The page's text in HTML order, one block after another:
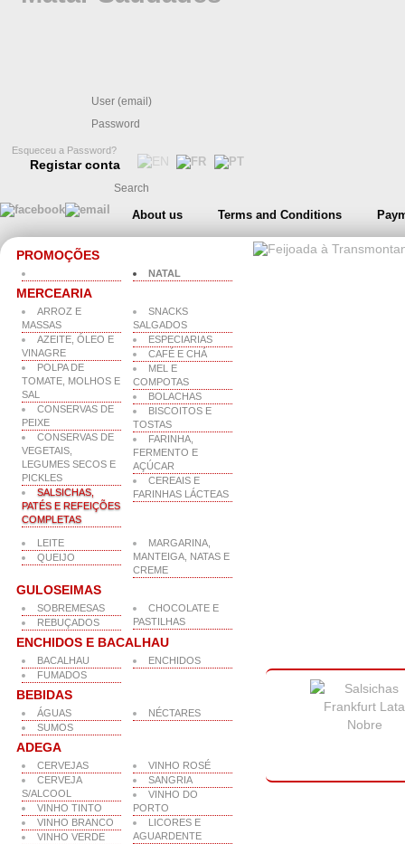
Esqueceu a Password?
Registar conta
About us Terms and Conditions
PROMOÇÕES
NATAL
MERCEARIA
ARROZ E
MASSAS
AZEITE, ÓLEO E
VINAGRE
POLPA DE
TOMATE, MOLHOS E
SAL
CONSERVAS DE
PEIXE
CONSERVAS DE
VEGETAIS,
LEGUMES SECOS E
PICKLES
SALSICHAS,
PATÉS E REFEIÇÕES
COMPLETAS
SNACKS
SALGADOS
ESPECIARIAS
CAFÉ E CHÁ
MEL E
COMPOTAS
BOLACHAS
BISCOITOS E
TOSTAS
FARINHA,
FERMENTO E
AÇÚCAR
CEREAIS E
FARINHAS LÁCTEAS
LEITE
QUEIJO
MARGARINA,
MANTEIGA, NATAS E
CREME
GULOSEIMAS
SOBREMESAS
REBUÇADOS
CHOCOLATE E
PASTILHAS
ENCHIDOS E BACALHAU
BACALHAU
FUMADOS
ENCHIDOS
BEBIDAS
ÁGUAS
SUMOS
NÉCTARES
ADEGA
CERVEJAS
CERVEJA
S/ALCOOL
VINHO TINTO
VINHO BRANCO
VINHO VERDE
VINHO ROSÉ
SANGRIA
VINHO DO
PORTO
LICORES E
AGUARDENTE